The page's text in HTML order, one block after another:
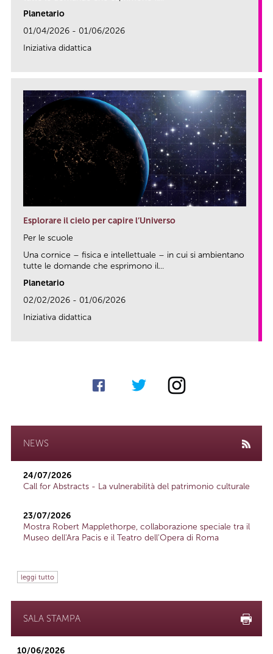
Planetario
01/04/2026 - 01/06/2026
Iniziativa didattica
Esplorare il cielo per capire l’Universo
Per le scuole
Una cornice – fisica e intellettuale – in cui si ambientano
tutte le domande che esprimono il...
Planetario
02/02/2026 - 01/06/2026
Iniziativa didattica
NEWS
24/07/2026
Call for Abstracts - La vulnerabilità del patrimonio culturale
23/07/2026
Mostra Robert Mapplethorpe, collaborazione speciale tra il
Museo dell'Ara Pacis e il Teatro dell'Opera di Roma
leggi tutto
SALA STAMPA
10/06/2026